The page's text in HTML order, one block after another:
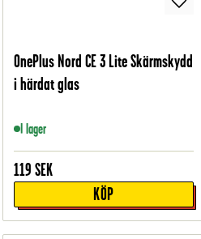
OnePlus Nord CE 3 Lite Skärmskydd
i härdat glas
I lager
119 SEK
KÖP